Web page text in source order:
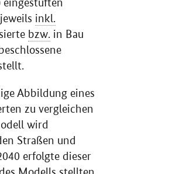
inkl.
bzw. in Bau
Abbildung eines
zu vergleichen
wird
Straßen und
erfolgte dieser